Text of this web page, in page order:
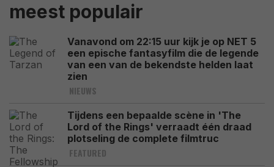
meest populair
Vanavond om 22:15 uur kijk je op NET 5
een epische fantasyfilm die de legende
van een van de bekendste helden laat
zien
NIEUWS
Tijdens een bepaalde scène in 'The
Lord of the Rings' verraadt één draad
plotseling de complete filmtruc
FEATURED